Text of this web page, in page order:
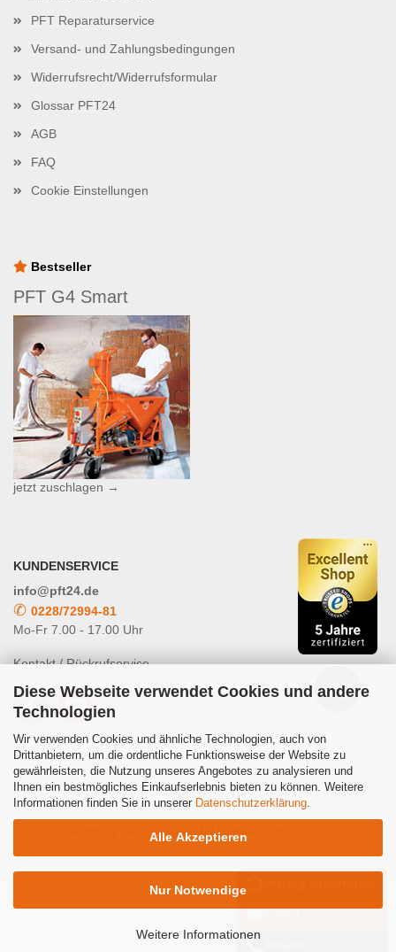
Diese Webseite verwendet Cookies und andere
Technologien
Wir verwenden Cookies und ähnliche Technologien, auch von
Drittanbietern, um die ordentliche Funktionsweise der Website zu
gewährleisten, die Nutzung unseres Angebotes zu analysieren und
Ihnen ein bestmögliches Einkaufserlebnis bieten zu können. Weitere
Informationen finden Sie in unserer Datenschutzerklärung
Alle Akzeptieren
Nur Notwendige
Weitere Informationen
PFT Reparaturservice
Versand- und Zahlungsbedingungen
Widerrufsrecht/Widerrufsformular
Glossar PFT24
AGB
FAQ
Cookie Einstellungen
Bestseller
PFT G4 Smart
jetzt zuschlagen →
KUNDENSERVICE
info@pft24.de
✆ 0228/72994-81
Mo-Fr 7.00 - 17.00 Uhr
Kontakt / Rückrufservice
Powered by Translate
Shopping Cart Software by Gambio.com © 2021